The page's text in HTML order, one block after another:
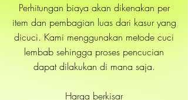
Perhitungan biaya akan dikenakan per
item dan pembagian luas dari kasur yang
dicuci. Kami menggunakan metode cuci
lembab sehingga proses pencucian
dapat dilakukan di mana saja.
Harga berkisar